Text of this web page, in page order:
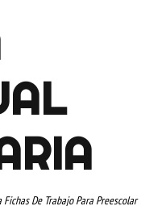
Fichas De Trabajo Para Preescolar